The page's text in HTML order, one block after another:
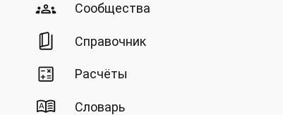
Сообщества
Справочник
Расчёты
Словарь